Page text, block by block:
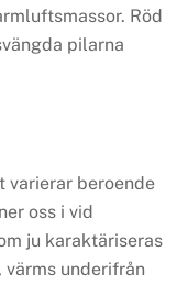
Röd
pilarna
varierar beroende
oss i vid
ju karaktäriseras
underifrån